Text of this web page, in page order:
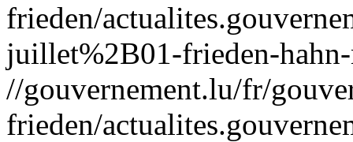
frieden/
juillet%2B01-frieden-
//gouvernement.lu/fr/
frieden/